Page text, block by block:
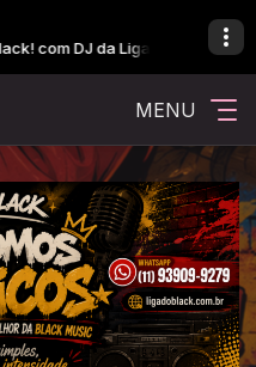
com DJ da LigaVocê Está na
MENU